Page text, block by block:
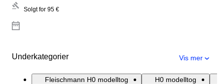
Solgt for 95 €
Underkategorier Vis mer
Fleischmann H0 modelltog H0 modelltog